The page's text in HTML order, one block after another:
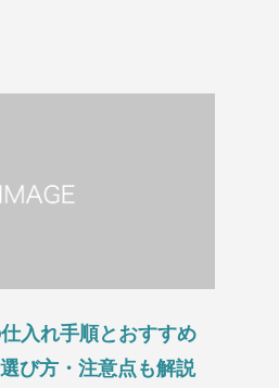
が注目を集めてい
入れ手順とおすすめ
び方・注意点も解説